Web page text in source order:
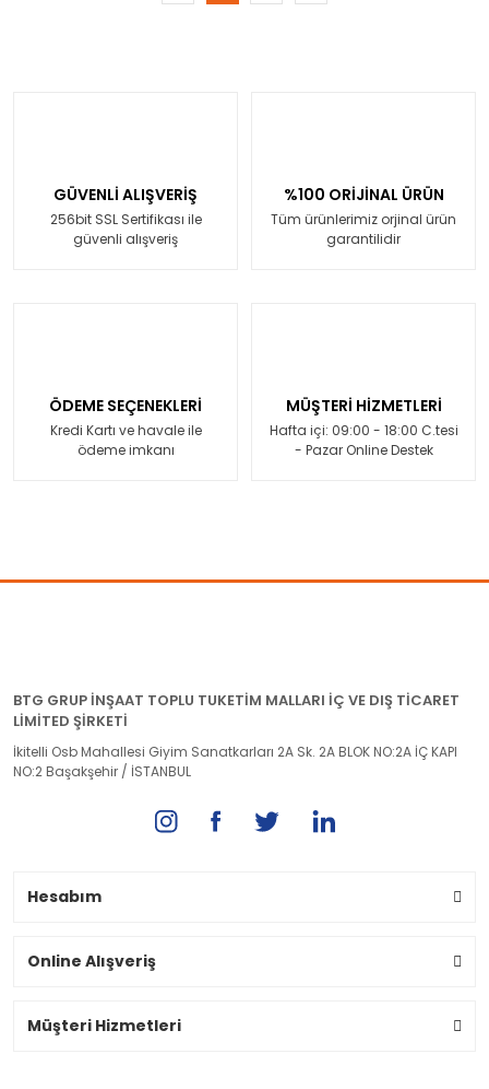
GÜVENLİ ALIŞVERİŞ
256bit SSL Sertifikası ile
güvenli alışveriş
%100 ORİJİNAL ÜRÜN
Tüm ürünlerimiz orjinal ürün
garantilidir
ÖDEME SEÇENEKLERİ
Kredi Kartı ve havale ile
ödeme imkanı
MÜŞTERİ HİZMETLERİ
Hafta içi: 09:00 - 18:00 C.tesi
- Pazar Online Destek
BTG GRUP İNŞAAT TOPLU TUKETİM MALLARI İÇ VE DIŞ TİCARET
LİMİTED ŞİRKETİ
İkitelli Osb Mahallesi Giyim Sanatkarları 2A Sk. 2A BLOK NO:2A İÇ KAPI
NO:2 Başakşehir / İSTANBUL
Hesabım
Online Alışveriş
Müşteri Hizmetleri